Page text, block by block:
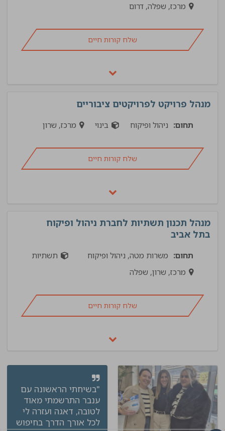
מרכז, שפלה, דרום
שלח קורות חיים
מנהל פרויקט לפרויקטים ציבוריים
תחום: ניהול ופיקוח בינוי מרכז, שרון
שלח קורות חיים
מנהל תכנון תשתיות לחברת ניהול ופיקוח
בתל אביב
תחום: משרות מטה, ניהול ופיקוח
תשתיות
מרכז, שרון, שפלה
שלח קורות חיים
"בשיחתי הראשונה עם
ענבר התרשמתי מאוד
לטובה, דאגה ועזרה לי
לכל אורך הדרך בחיפוש